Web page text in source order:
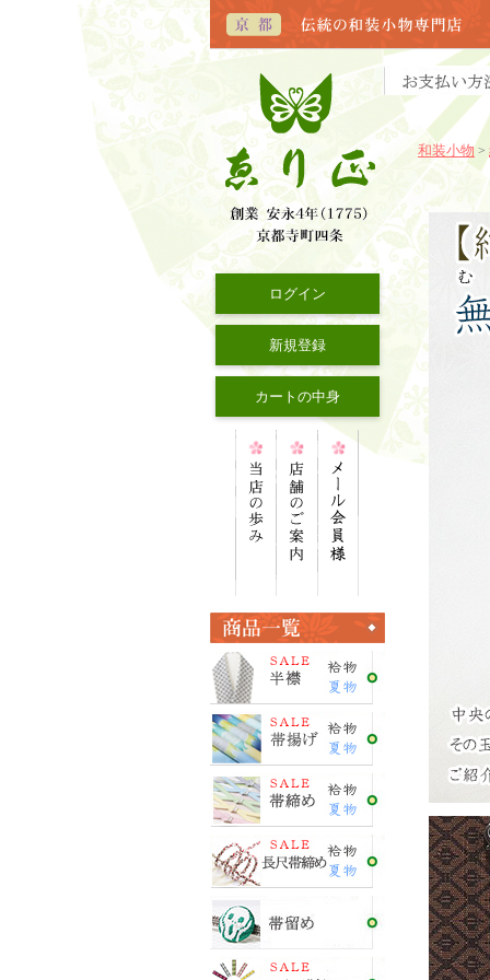
ログイン
新規登録
カートの中身
和装小物 >